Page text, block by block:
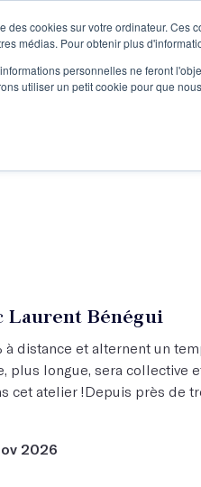
des cookies sur votre ordinateur. Ces
médias. Pour obtenir plus
personnelles ne feront
utiliser un petit cookie pour que
Le
Laurent Bénégui
à distance et alternent un
plus longue, sera collective
cet atelier !Depuis près de
2026